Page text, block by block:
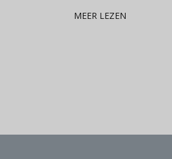
MEER LEZEN